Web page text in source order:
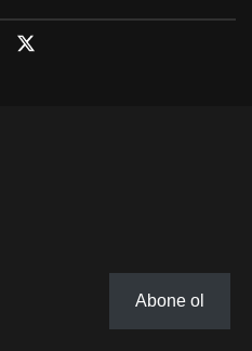
Abone ol